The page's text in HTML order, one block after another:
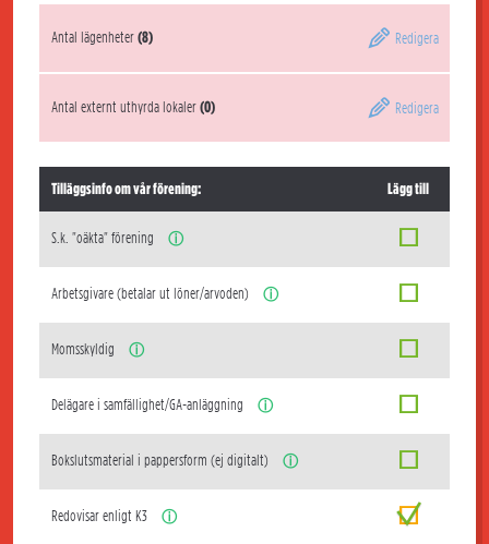
Antal lägenheter(8) Redigera
Antal externt uthyrda lokaler(0) Redigera
Tilläggsinfo om vår förening: Lägg till
S.k. "oäkta" förening ⓘ
Arbetsgivare (betalar ut löner/arvoden) ⓘ
Momsskyldig ⓘ
Delägare i samfällighet/GA-anläggning ⓘ
Bokslutsmaterial i pappersform (ej digitalt) ⓘ
Redovisar enligt K3 ⓘ